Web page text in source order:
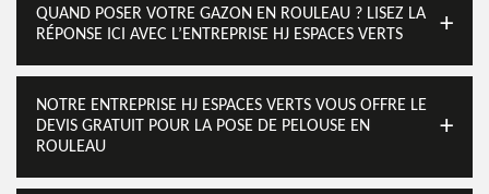
QUAND POSER VOTRE GAZON EN ROULEAU ? LISEZ LA
RÉPONSE ICI AVEC L’ENTREPRISE HJ ESPACES VERTS
NOTRE ENTREPRISE HJ ESPACES VERTS VOUS OFFRE LE
DEVIS GRATUIT POUR LA POSE DE PELOUSE EN
ROULEAU